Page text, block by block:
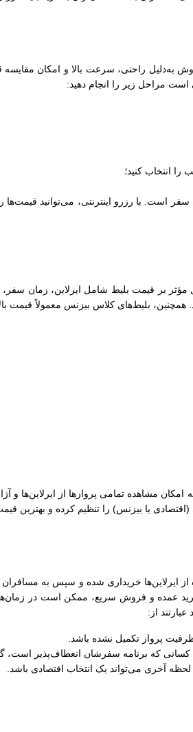
راحتی، سرعت بالا و امکان مقایسه
است مراحل زیر را انجام دهید:
انتخاب کنید؛
است. با رزرو اینترنتی، می‌توانید قیمت‌ها
بر قیمت بلیط شامل ایرلاین، زمان
بلیط‌های کلاس بیزنس معمولاً قیمت
امکان مشاهده تمامی پروازها از ایرلاین‌ها
یا بیزنس) را تنظیم کرده و بهترین
خریداری شده و سپس به مسافران
عمده و فروش سریع، ممکن است در
از:
پرواز تکمیل نشده باشد.
که برنامه سفرشان انعطاف‌پذیر است،
لحظه آخری می‌تواند یک انتخاب اقتصادی باشد.